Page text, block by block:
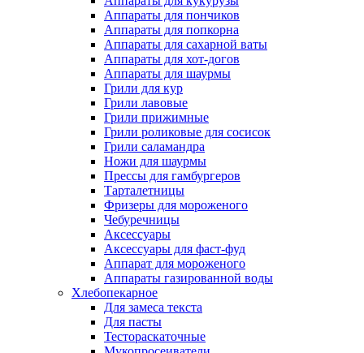
Аппараты для пончиков
Аппараты для попкорна
Аппараты для сахарной ваты
Аппараты для хот-догов
Аппараты для шаурмы
Грили для кур
Грили лавовые
Грили прижимные
Грили роликовые для сосисок
Грили саламандра
Ножи для шаурмы
Прессы для гамбургеров
Тарталетницы
Фризеры для мороженого
Чебуречницы
Аксессуары
Аксессуары для фаст-фуд
Аппарат для мороженого
Аппараты газированной воды
Хлебопекарное
Для замеса текста
Для пасты
Тестораскаточные